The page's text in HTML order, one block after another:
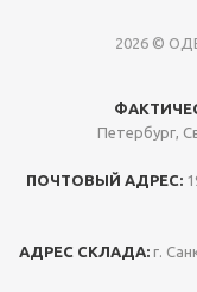
2026 ©
Петербург,
ПОЧТОВЫЙ АДРЕС:
АДРЕС СКЛАДА: г.